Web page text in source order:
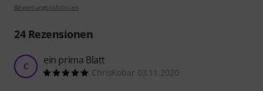
Bewertungsrichtlinien
24Rezensionen
C ein prima Blatt
ChrisKobar 03.11.2020